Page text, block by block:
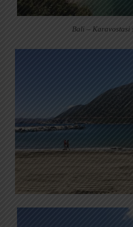
Bali – Karavostasi